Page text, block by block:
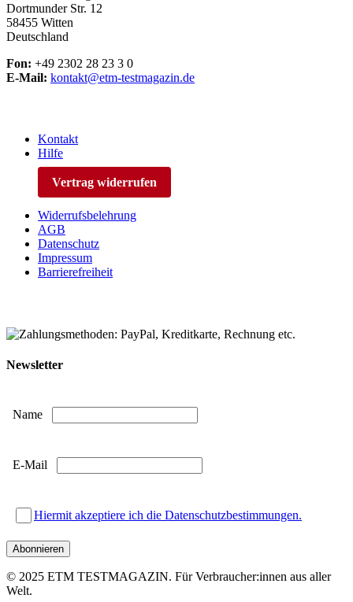
Dortmunder Str. 12
58455 Witten
Deutschland
Fon: +49 2302 28 23 3 0
E-Mail: kontakt@etm-testmagazin.de
Kontakt
Hilfe
Vertrag widerrufen
Widerrufsbelehrung
AGB
Datenschutz
Impressum
Barrierefreiheit
Newsletter
Name
E-Mail
Hiermit akzeptiere ich die Datenschutzbestimmungen.
© 2025 ETM TESTMAGAZIN. Für Verbraucher:innen aus aller
Welt.